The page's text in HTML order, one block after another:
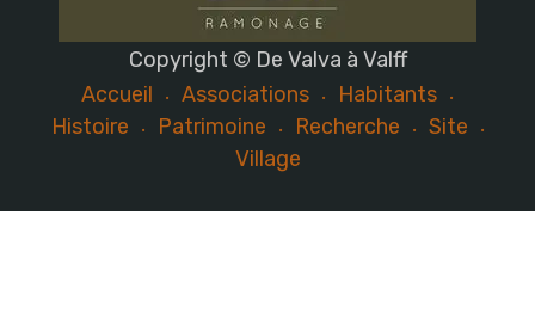
Copyright © De Valva à Valff
Accueil
Associations
Habitants
Histoire
Patrimoine Recherche
Site
Village